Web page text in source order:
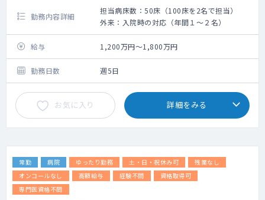
勤務内容詳細
担当病床数：50床（100床を2名で担当）
外来：入院時の対応（年間１～２名）
給与 1,200万円～1,800万円
勤務日数 週5日
お気に入り 詳細をみる
常勤 病院 ゆったり勤務 土・日・祝休み可
残業なし
オンコールなし
高額給与 経験不問
資格取得可
専門医資格不問